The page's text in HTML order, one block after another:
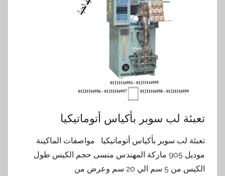
تعبئة لب سوبر بأكياس أتوماتيكيا
تعبئة لب سوبر بأكياس أتوماتيكيا مواصفات الماكينة
موديل 905 ماركة المهندس منسى حجم الكيس طول
الكيس من 5 سم الي 20 سم وعرض من